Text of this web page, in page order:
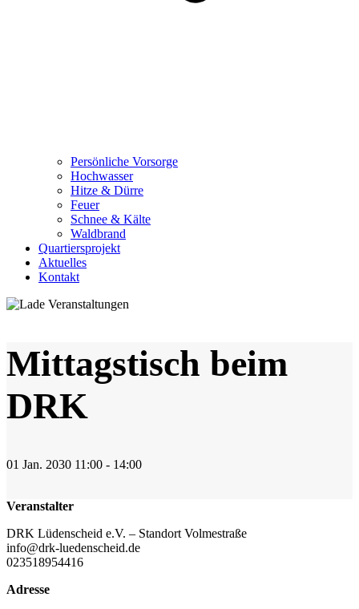
Persönliche Vorsorge
Hochwasser
Hitze & Dürre
Feuer
Schnee & Kälte
Waldbrand
Quartiersprojekt
Aktuelles
Kontakt
Mittagstisch beim
DRK
01 Jan. 2030 11:00 - 14:00
Veranstalter
DRK Lüdenscheid e.V. – Standort Volmestraße
info@drk-luedenscheid.de
023518954416
Adresse